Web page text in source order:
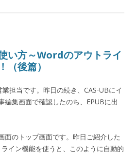
い方～Wordのアウトライ
（後篇）
担当です。昨日の続き、CAS-UBにイ
編集画面で確認したのち、EPUBに出
面のトップ画面です。昨日ご紹介した
イン機能を使うと、このように自動的